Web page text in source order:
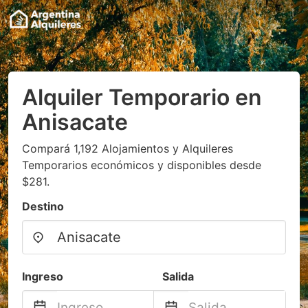
Alquiler Temporario en
Anisacate
Compará 1,192 Alojamientos y Alquileres
Temporarios económicos y disponibles desde
$281.
Destino
Ingreso Salida